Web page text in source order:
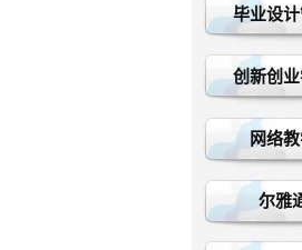
毕业设
创新创
网络
尔雅